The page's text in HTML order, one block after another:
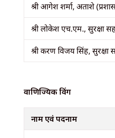
श्री आगेश शर्मा, अताशे
श्री लोकेश एच.एम., सुरक्षा
श्री करण विजय सिंह, सुरक्षा
वाणिज्यिक विंग
नाम एवं पदनाम